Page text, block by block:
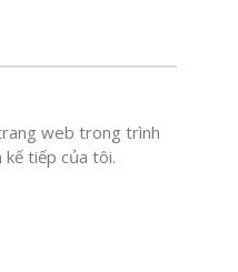
web trong trình
kế tiếp của tôi.